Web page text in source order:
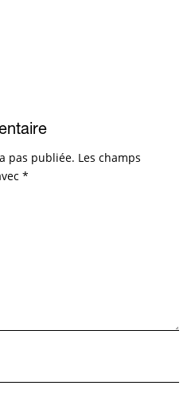
pas publiée. Les champs
*